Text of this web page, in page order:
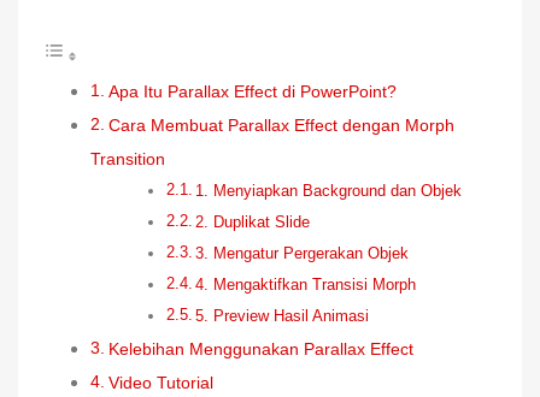
Apa Itu Parallax Effect di PowerPoint?
Cara Membuat Parallax Effect dengan Morph
Transition
1. Menyiapkan Background dan Objek
2. Duplikat Slide
3. Mengatur Pergerakan Objek
4. Mengaktifkan Transisi Morph
5. Preview Hasil Animasi
Kelebihan Menggunakan Parallax Effect
Video Tutorial